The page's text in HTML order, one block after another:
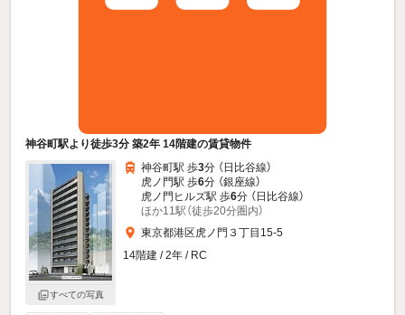
神谷町駅より徒歩3分 築2年 14階建の賃貸物件
すべての写真
神谷町駅 歩3分 （日比谷線）
虎ノ門駅 歩6分 （銀座線）
虎ノ門ヒルズ駅 歩6分 （日比谷線）
ほか11駅（徒歩20分圏内）
東京都港区虎ノ門３丁目15-5
14階建 / 2年 / RC